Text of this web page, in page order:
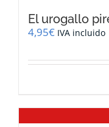
El urogallo
4,95€ IVA incluido